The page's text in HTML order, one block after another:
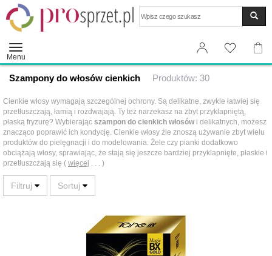
Menu
Szampony do włosów cienkich Produktów: 30
Cienkie włosy wymagają szczególnej ochrony. Są delikatne, zwykle łatwiej się
przetłuszczają, łamią i rozdwajają. Ty też narzekasz na zbyt przyklapniętą,
płaską fryzurę? Wybierając szampon do cienkich włosówi delikatnych, możesz
znacząco poprawić ich kondycję. Cienkie włosy źle znoszą używanie zbyt wielu
produktów do pielęgnacji i do modelowania. Żele czy pianki dodatkowo
obciążają włosy, sprawiając, że stają się jeszcze bardziej przyklapnięte, płaskie i
przetłuszczają się ( więcej . . . )